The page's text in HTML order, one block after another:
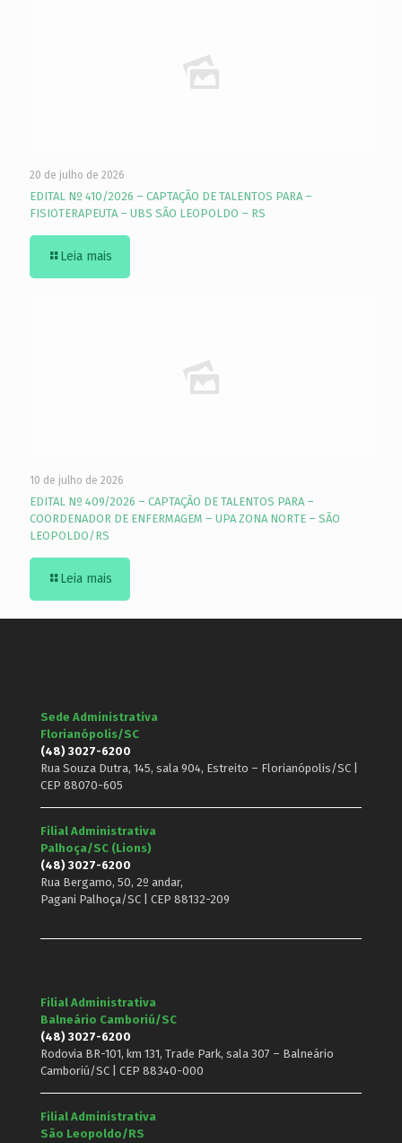
20 de julho de 2026
EDITAL Nº 410/2026 – CAPTAÇÃO DE TALENTOS PARA –
FISIOTERAPEUTA – UBS SÃO LEOPOLDO – RS
Leia mais
10 de julho de 2026
EDITAL Nº 409/2026 – CAPTAÇÃO DE TALENTOS PARA –
COORDENADOR DE ENFERMAGEM – UPA ZONA NORTE – SÃO
LEOPOLDO/RS
Leia mais
Sede Administrativa
Florianópolis/SC
(48) 3027-6200
Rua Souza Dutra, 145, sala 904, Estreito – Florianópolis/SC |
CEP 88070-605
Filial Administrativa
Palhoça/SC (Lions)
(48) 3027-6200
Rua Bergamo, 50, 2º andar,
Pagani Palhoça/SC | CEP 88132-209
Filial Administrativa
Balneário Camboriú/SC
(48) 3027-6200
Rodovia BR-101, km 131, Trade Park, sala 307 – Balneário
Camboriú/SC | CEP 88340-000
Filial Administrativa
São Leopoldo/RS